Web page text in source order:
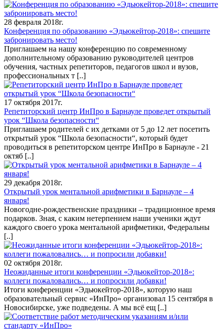
28 февраля 2018г.
Конференция по образованию «Эдьюкейтор-2018»: спешите
забронировать место!
Приглашаем на нашу конференцию по современному
дополнительному образованию руководителей центров
обучения, частных репетиторов, педагогов школ и вузов,
профессиональных т [..]
17 октября 2017г.
Репетиторский центр ИнПро в Барнауле проведет открытый
урок “Школа безопасности“
Приглашаем родителей с их детками от 5 до 12 лет посетить
открытый урок “Школа безопасности“, который будет
проводиться в репетиторском центре ИнПро в Барнауле - 21
октяб [..]
29 декабря 2018г.
Открытый урок ментальной арифметики в Барнауле – 4
января!
Новогодне-рождественские праздники – традиционное время
подарков. Зная, с каким нетерпением наши ученики ждут
каждого своего урока ментальной арифметики, Федеральны
[..]
02 октября 2018г.
Неожиданные итоги конференции «Эдьюкейтор-2018»:
коллеги пожаловались… и попросили добавки!
Итоги конференции «Эдьюкейтор-2018», которую наш
образовательный сервис «ИнПро» организовал 15 сентября в
Новосибирске, уже подведены. А мы всё ещ [..]